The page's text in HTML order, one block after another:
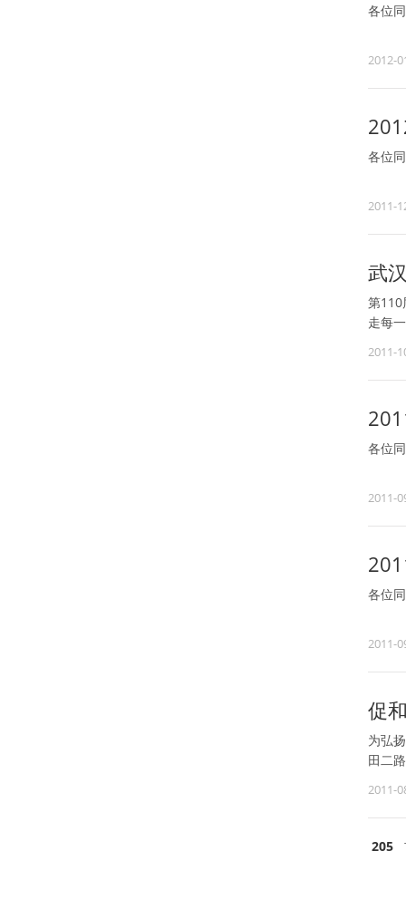
各位
30（
2012-
各位
2011-
武
第110
走每
2011-
各位
2011-
各位
2011-
促
为弘
田二
2011-
205